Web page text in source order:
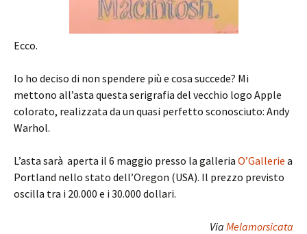
Ecco.
Io ho deciso di non spendere più e cosa succede? Mi
mettono all’asta questa serigrafia del vecchio logo Apple
colorato, realizzata da un quasi perfetto sconosciuto: Andy
Warhol.
L’asta sarà aperta il 6 maggio presso la galleria O’Gallerie a
Portland nello stato dell’Oregon (USA). Il prezzo previsto
oscilla tra i 20.000 e i 30.000 dollari.
Via Melamorsicata